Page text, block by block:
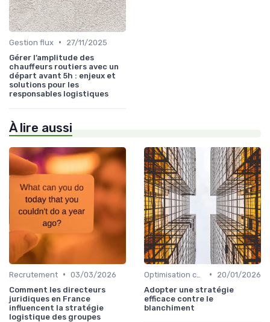
Gestion flux •
27/11/2025
Gérer l’amplitude des
chauffeurs routiers avec un
départ avant 5h : enjeux et
solutions pour les
responsables logistiques
À lire aussi
Recrutement • 03/03/2026
Comment les directeurs
juridiques en France
influencent la stratégie
logistique des groupes
•
20/01/2026
Adopter une stratégie
efficace contre le
blanchiment